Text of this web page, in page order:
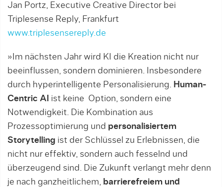
Jan Portz, Executive Creative Director bei
Triplesense Reply, Frankfurt
www.triplesensereply.de
»Im nächsten Jahr wird KI die Kreation nicht nur
beeinflussen, sondern dominieren. Insbesondere
durch hyperintelligente Personalisierung. Human-
Centric AI ist keine Option, sondern eine
Notwendigkeit. Die Kombination aus
Prozessoptimierung und personalisiertem
Storytelling ist der Schlüssel zu Erlebnissen, die
nicht nur effektiv, sondern auch fesselnd und
überzeugend sind. Die Zukunft verlangt mehr denn
je nach ganzheitlichem, barrierefreiem und